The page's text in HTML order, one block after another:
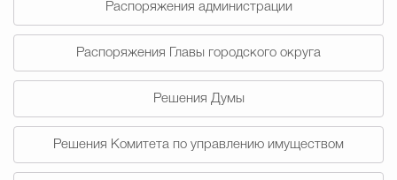
Гостям Городского
Общественная
Градостроительство и
Распоряжения администрации
Распоряжения Главы городского округа
Решения Думы
Решения Комитета по управлению имуществом